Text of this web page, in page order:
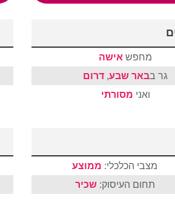
מחפש אישה
גר בבאר שבע, דרום
ואני מסורתי
מצבי הכלכלי: ממוצע
תחום העיסוק:שכיר